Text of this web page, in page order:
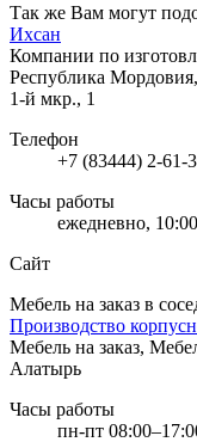
Так же Вам могут
Ихсан
Компании по
Республика
1-й мкр., 1
Телефон
+7 (83444) 2-61-
Часы работы
ежедневно,
Сайт
Мебель на заказ в
Производство
Мебель на заказ,
Алатырь
Часы работы
пн-пт